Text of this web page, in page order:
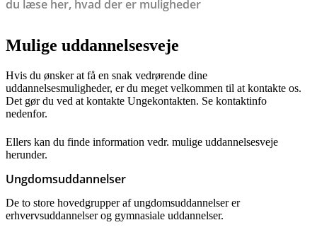
du læse her, hvad der er muligheder
Mulige uddannelsesveje
Hvis du ønsker at få en snak vedrørende dine
uddannelsesmuligheder, er du meget velkommen til at kontakte os.
Det gør du ved at kontakte Ungekontakten. Se kontaktinfo
nedenfor.
Ellers kan du finde information vedr. mulige uddannelsesveje
herunder.
Ungdomsuddannelser
De to store hovedgrupper af ungdomsuddannelser er
erhvervsuddannelser og gymnasiale uddannelser.